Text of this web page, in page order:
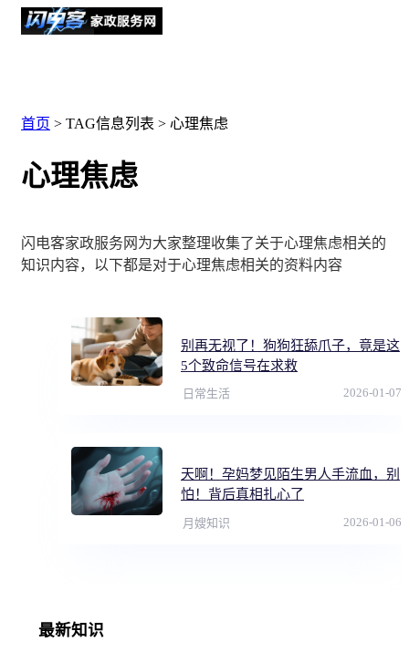
首页 > TAG信息列表 > 心理焦虑
心理焦虑
闪电客家政服务网为大家整理收集了关于心理焦虑相关的
知识内容，以下都是对于心理焦虑相关的资料内容
别再无视了！狗狗狂舔爪子，竟是这
5个致命信号在求救
日常生活 2026-01-07
天啊！孕妈梦见陌生男人手流血，别
怕！背后真相扎心了
月嫂知识 2026-01-06
最新知识